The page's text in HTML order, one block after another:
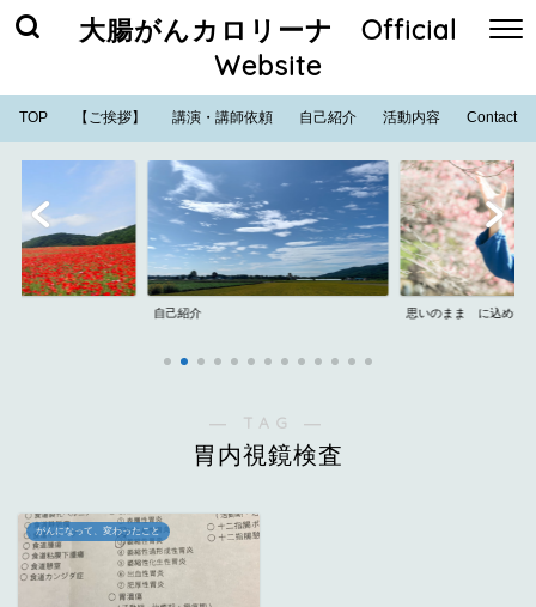
大腸がんカロリーナ Official
Website
TOP 【ご挨拶】 講演・講師依頼 自己紹介 活動内容 Contact
自己紹介 思いのまま に込めた
― TAG ―
胃内視鏡検査
がんになって、変わったこと